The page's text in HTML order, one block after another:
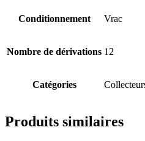
Conditionnement Vrac
Nombre de dérivations 12
Catégories
Produits similaires